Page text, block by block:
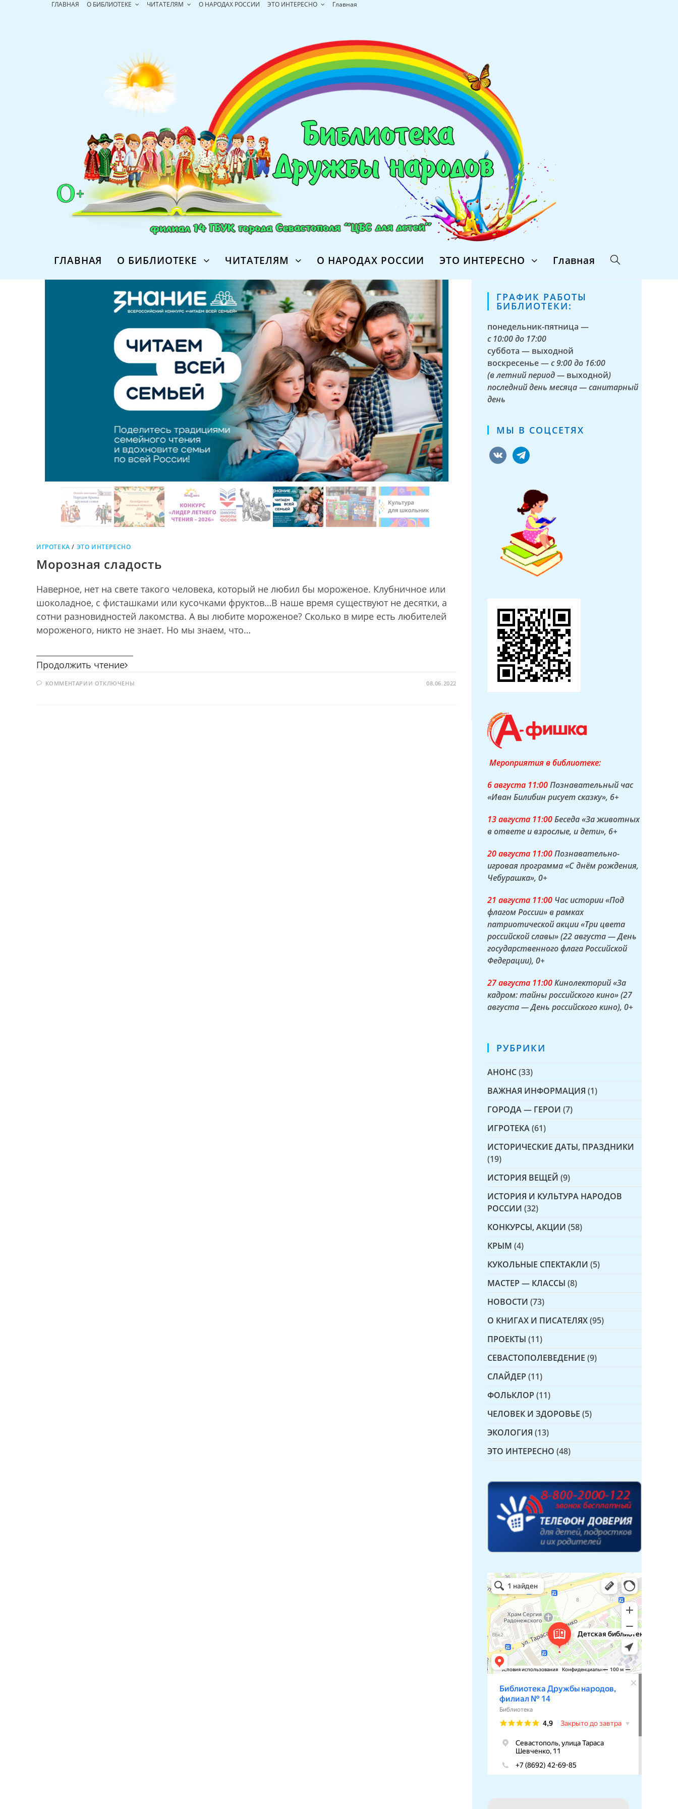
ГЛАВНАЯ О БИБЛИОТЕКЕ ЧИТАТЕЛЯМ О НАРОДАХ РОССИИ ЭТО ИНТЕРЕСНО Главная
ГЛАВНАЯ О БИБЛИОТЕКЕ ЧИТАТЕЛЯМ О НАРОДАХ РОССИИ ЭТО ИНТЕРЕСНО Главная
ИГРОТЕКА / ЭТО ИНТЕРЕСНО
Морозная сладость
Наверное, нет на свете такого человека, который не любил бы мороженое. Клубничное или
шоколадное, с фисташками или кусочками фруктов…В наше время существуют не десятки, а
сотни разновидностей лакомства. А вы любите мороженое? Сколько в мире есть любителей
мороженого, никто не знает. Но мы знаем, что…
Продолжить чтение Морозная
КОММЕНТАРИИ КОТКЛЮЧЕНЫ 08.06.2022
ГРАФИК РАБОТЫ
БИБЛИОТЕКИ:
понедельник-пятница —
с 10:00 до 17:00
суббота — выходной
воскресенье —с 9:00 до 16:00
(в летний период — выходной)
последний день месяца — санитарный
день
МЫ В СОЦСЕТЯХ
vkontaktetelegram
Мероприятия в библиотеке:
6 августа 11:00Познавательный час
«Иван Билибин рисует сказку», 6+
13 августа 11:00Беседа «За животных
в ответе и взрослые, и дети», 6+
20 августа 11:00Познавательно-
игровая программа «С днём рождения,
Чебурашка», 0+
21 августа 11:00 Час истории «Под
флагом России» в рамках
патриотической акции «Три цвета
российской славы» (22 августа — День
государственного флага Российской
Федерации), 0+
27 августа 11:00Кинолекторий «За
кадром: тайны российского кино» (27
августа — День российского кино), 0+
РУБРИКИ
АНОНС(33)
ВАЖНАЯ ИНФОРМАЦИЯ (1)
ГОРОДА — ГЕРОИ (7)
ИГРОТЕКА(61)
ИСТОРИЧЕСКИЕ ДАТЫ, ПРАЗДНИКИ
(19)
ИСТОРИЯ ВЕЩЕЙ (9)
ИСТОРИЯ И КУЛЬТУРА НАРОДОВ
РОССИИ (32)
КОНКУРСЫ, АКЦИИ (58)
КРЫМ (4)
КУКОЛЬНЫЕ СПЕКТАКЛИ (5)
МАСТЕР — КЛАССЫ (8)
НОВОСТИ (73)
О КНИГАХ И ПИСАТЕЛЯХ(95)
ПРОЕКТЫ (11)
СЕВАСТОПОЛЕВЕДЕНИЕ (9)
СЛАЙДЕР (11)
ФОЛЬКЛОР (11)
ЧЕЛОВЕК И ЗДОРОВЬЕ (5)
ЭКОЛОГИЯ (13)
ЭТО ИНТЕРЕСНО (48)
Детская библиотека № 14 Дружбы народов
Библиотека в Севастополе